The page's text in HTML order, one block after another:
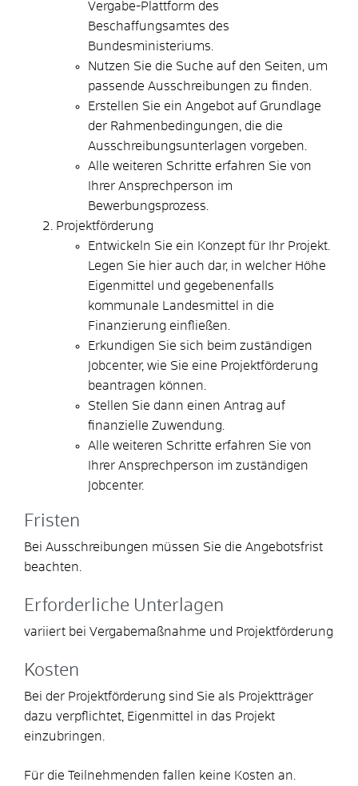
Vergabe-Plattform des
Beschaffungsamtes des
Bundesministeriums.
Nutzen Sie die Suche auf den Seiten, um
passende Ausschreibungen zu finden.
Erstellen Sie ein Angebot auf Grundlage
der Rahmenbedingungen, die die
Ausschreibungsunterlagen vorgeben.
Alle weiteren Schritte erfahren Sie von
Ihrer Ansprechperson im
Bewerbungsprozess.
Projektförderung
Entwickeln Sie ein Konzept für Ihr Projekt.
Legen Sie hier auch dar, in welcher Höhe
Eigenmittel und gegebenenfalls
kommunale Landesmittel in die
Finanzierung einfließen.
Erkundigen Sie sich beim zuständigen
Jobcenter, wie Sie eine Projektförderung
beantragen können.
Stellen Sie dann einen Antrag auf
finanzielle Zuwendung.
Alle weiteren Schritte erfahren Sie von
Ihrer Ansprechperson im zuständigen
Jobcenter.
Fristen
Bei Ausschreibungen müssen Sie die Angebotsfrist
beachten.
Erforderliche Unterlagen
variiert bei Vergabemaßnahme und Projektförderung
Kosten
Bei der Projektförderung sind Sie als Projektträger
dazu verpflichtet, Eigenmittel in das Projekt
einzubringen.
Für die Teilnehmenden fallen keine Kosten an.